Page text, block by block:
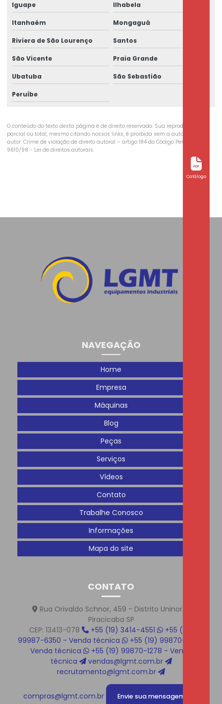
Iguape Ilhabela
Itanhaém Mongaguá
Riviera de São Lourenço Santos
São Vicente Praia Grande
Ubatuba São Sebastião
Peruíbe
O conteúdo do texto desta página é de direito reservado. Sua reprodução,
parcial ou total, mesmo citando nossos links, é proibida sem a autorização do
autor. Crime de violação de direito autoral – artigo 184 do Código Penal –
9610/98 - Lei de direitos autorais.
NAVEGAÇÃO
Home
Empresa
Máquinas
Blog
Peças
Serviços
Vídeos
Contato
Trabalhe Conosco
Informações
Mapa do site
CONTATO
Rua Orivaldo Schnor, 459 - Distrito Uninorte
Piracicaba SP
CEP: 13413-078
+55 (19) 3414-4551
+55 (19)
99987-6350 - Venda técnica
+55 (19) 99870-1219 -
Venda técnica
+55 (19) 99870-1278 - Venda
técnica
vendas@lgmt.com.br
recrutamento@lgmt.com.br
compras@lgmt.com.br Envie sua mensagem!
Catálogo